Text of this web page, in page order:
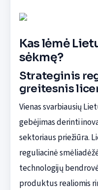
Kas lėmė
sėkmę?
Strateginis
greitesnis
Vienas svarbiausių
gebėjimas derinti
sektoriaus priežiūra.
reguliacinė
technologijų
produktus realiomis